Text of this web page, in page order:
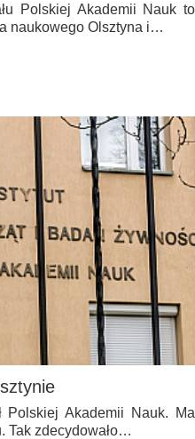
Polskiej Akademii Nauk to
naukowego Olsztyna i…
Polskiej Akademii Nauk. Ma
Tak zdecydowało…